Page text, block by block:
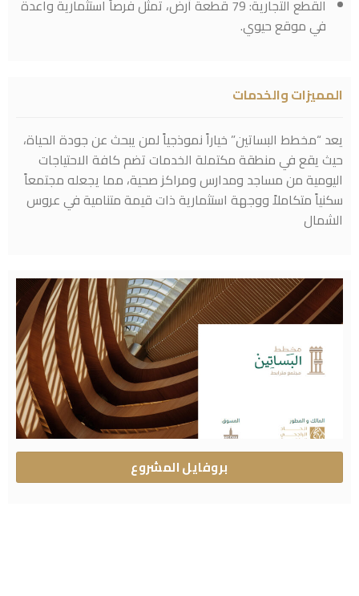
القطع التجارية: 79 قطعة أرض، تمثل فرصاً استثمارية واعدة
في موقع حيوي.
المميزات والخدمات
يعد “مخطط البساتين” خياراً نموذجياً لمن يبحث عن جودة الحياة،
حيث يقع في منطقة مكتملة الخدمات تضم كافة الاحتياجات
اليومية من مساجد ومدارس ومراكز صحية، مما يجعله مجتمعاً
سكنياً متكاملاً ووجهة استثمارية ذات قيمة متنامية في عروس
الشمال
بروفايل المشروع